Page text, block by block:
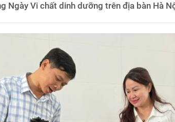
Ngày Vi chất dinh dưỡng trên địa bàn Hà